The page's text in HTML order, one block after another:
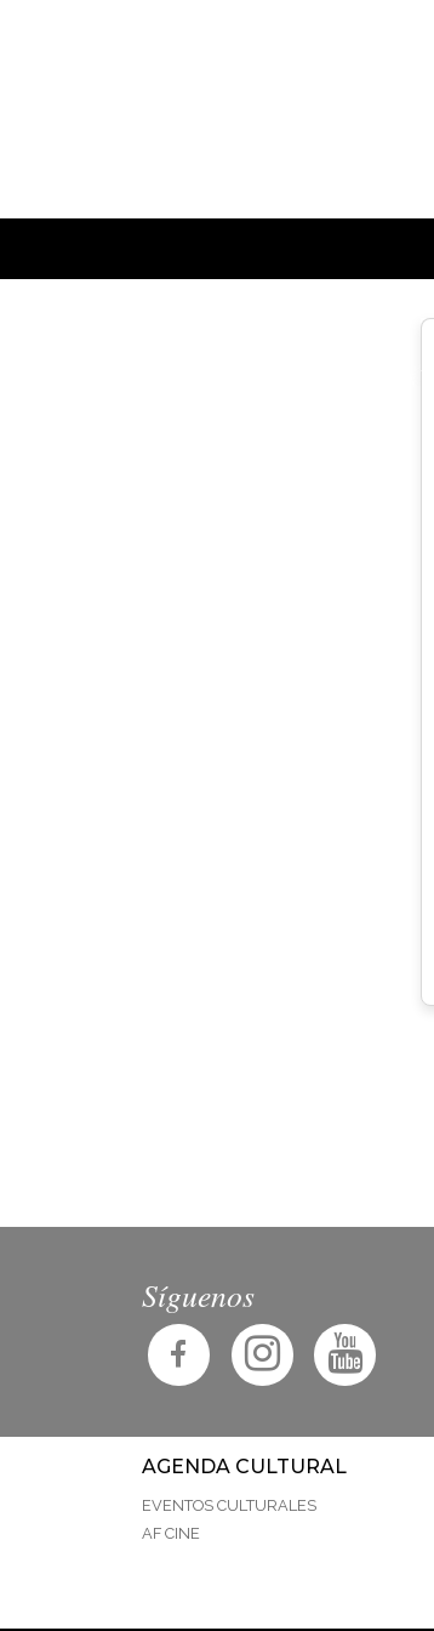
Síguenos
AGENDA CULTURAL
EVENTOS CULTURALES
AF CINE